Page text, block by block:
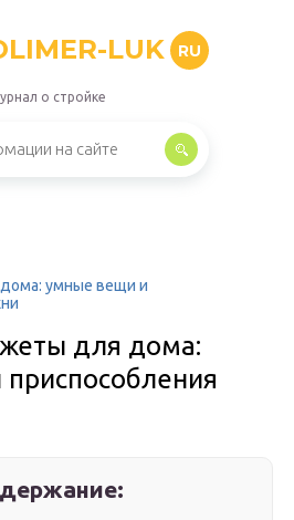
LUK RU
о стройке
умные вещи и
для дома: